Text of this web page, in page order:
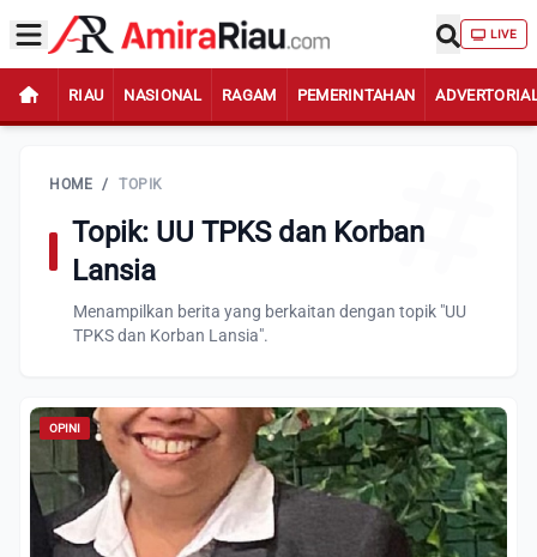
LIVE
RIAU NASIONAL RAGAM PEMERINTAHAN
HOME / TOPIK
Topik: UU TPKS dan Korban
Lansia
Menampilkan berita yang berkaitan dengan topik "UU
TPKS dan Korban Lansia".
OPINI